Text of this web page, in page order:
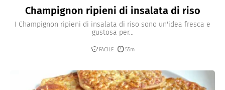
Champignon ripieni di insalata di riso
I Champignon ripieni di insalata di riso sono un'idea fresca e
gustosa per...
FACILE 55m